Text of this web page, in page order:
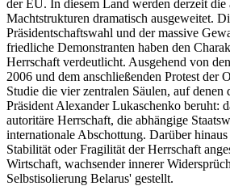
der EU. In diesem Land werden derzeit die
Machtstrukturen dramatisch ausgeweitet.
Präsidentschaftswahl und der massive
friedliche Demonstranten haben den
Herrschaft verdeutlicht. Ausgehend von
2006 und dem anschließenden Protest der
Studie die vier zentralen Säulen, auf denen
Präsident Alexander Lukaschenko beruht:
autoritäre Herrschaft, die abhängige
internationale Abschottung. Darüber
Stabilität oder Fragilität der Herrschaft
Wirtschaft, wachsender innerer
Selbstisolierung Belarus' gestellt.